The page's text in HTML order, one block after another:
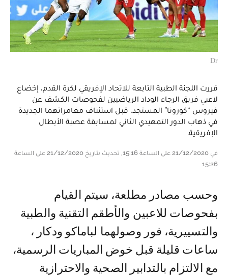
Dr
قررت اللجنة الطبية التابعة للاتحاد الإفريقي لكرة القدم، إخضاع
لاعبي فريق الرجاء الوداد الرياضيين لفحوصات الكشف عن
فيروس “كورونا” المستجد، قبل استئناف مغامراتهما الجديدة
في ذهاب الدور التمهيدي الثاني لمسابقة عصبة الأبطال
الإفريقية.
في 21/12/2020 على الساعة 15:16, تحديث بتاريخ 21/12/2020 على الساعة
15:26
وحسب مصادر مطلعة، سيتم القيام
بفحوصات للاعبين والأطقم التقنية والطبية
والتسييرية، فور وصولهما لباماكو ودكار ،
ساعات قليلة قبل خوض المباريات الرسمية،
مع الالتزام بالتدابير الصحية والاحترازية